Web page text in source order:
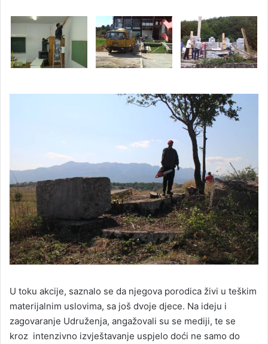
U toku akcije, saznalo se da njegova porodica živi u teškim
materijalnim uslovima, sa još dvoje djece. Na ideju i
zagovaranje Udruženja, angažovali su se mediji, te se
kroz intenzivno izvještavanje uspjelo doći ne samo do